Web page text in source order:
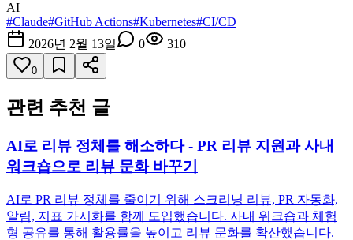
AI
#Claude#GitHub Actions#Kubernetes#CI/CD
2026년 2월 13일
0 310
0
관련 추천 글
AI로 리뷰 정체를 해소하다 - PR 리뷰 지원과 사내
워크숍으로 리뷰 문화 바꾸기
AI로 PR 리뷰 정체를 줄이기 위해 스크리닝 리뷰, PR 자동화,
알림, 지표 가시화를 함께 도입했습니다. 사내 워크숍과 체험
형 공유를 통해 활용률을 높이고 리뷰 문화를 확산했습니다.